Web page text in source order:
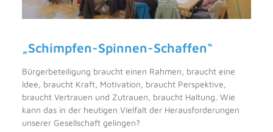
„Schimpfen-Spinnen-Schaffen“
Bürgerbeteiligung braucht einen Rahmen, braucht eine
Idee, braucht Kraft, Motivation, braucht Perspektive,
braucht Vertrauen und Zutrauen, braucht Haltung. Wie
kann das in der heutigen Vielfalt der Herausforderungen
unserer Gesellschaft gelingen?